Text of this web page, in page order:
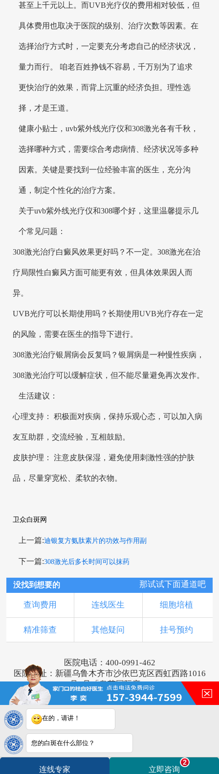
甚至上千元以上。而UVB光疗仪的费用相对较低，但
具体费用也取决于医院的级别、治疗次数等因素。在
选择治疗方式时，一定要充分考虑自己的经济状况，
量力而行。 咱老百姓挣钱不容易，千万别为了追求
更快治疗的效果，而背上沉重的经济负担。理性选
择，才是王道。
健康小贴士，uvb紫外线光疗仪和308激光各有千秋，
选择哪种方式，需要综合考虑病情、经济状况等多种
因素。关键是要找到一位经验丰富的医生，充分沟
通，制定个性化的治疗方案。
关于uvb紫外线光疗仪和308哪个好，这里温馨提示几
个常见问题：
308激光治疗白癜风效果更好吗？不一定。308激光在治
疗局限性白癜风方面可能更有效，但具体效果因人而
异。
UVB光疗可以长期使用吗？长期使用UVB光疗存在一定
的风险，需要在医生的指导下进行。
308激光治疗银屑病会反复吗？银屑病是一种慢性疾病，
308激光治疗可以缓解症状，但不能尽量避免再次发作。
生活建议：
心理支持： 积极面对疾病，保持乐观心态，可以加入病
友互助群，交流经验，互相鼓励。
皮肤护理： 注意皮肤保湿，避免使用刺激性强的护肤
品，尽量穿宽松、柔软的衣物。
卫众白斑网
上一篇:迪银复方氨肽素片的功效与作用副
下一篇:308激光后多长时间可以抹药
没找到想要的 那试试下面通道吧
查询费用 连线医生 细胞培植
精准筛查 其他疑问 挂号预约
医院电话：400-0991-462
医院地址：新疆乌鲁木齐市沙依巴克区西虹西路1016
号1号「奥莱国际旁」
版权所有：乌鲁木齐新军都皮肤病医院
新ICP备16001749号-2
注：本网站信息仅供参考，不能作为诊断及医疗依
据，服用药物或进行治疗时请遵医嘱。如有转载或引
用文章涉及版权问题，请与我们联系。
在的，请讲！
您的白斑在什么部位？
连线专家 立即咨询
2